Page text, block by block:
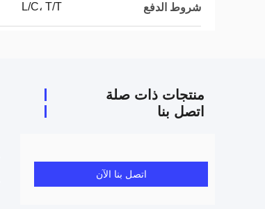
شروط الدفع L/C، T/T
منتجات ذات صلة
اتصل بنا
اتصل بنا الآن